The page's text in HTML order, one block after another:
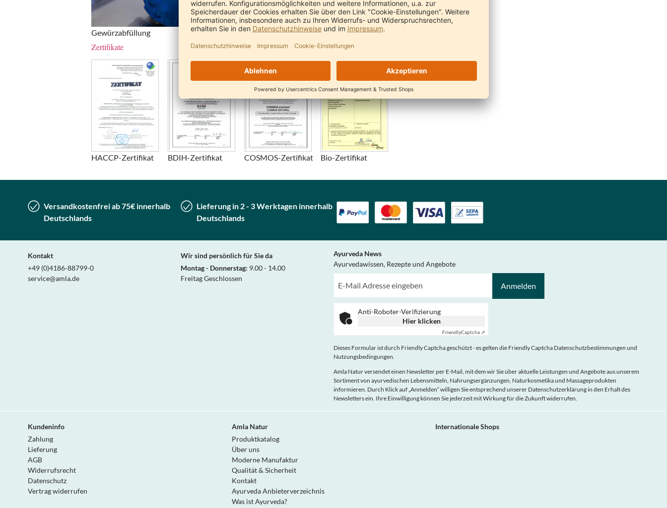
Gewürzabfüllung Öl-Produktion
Zertifikate
HACCP-Zertifikat BDIH-Zertifikat COSMOS-Zertifikat Bio-Zertifikat
Versandkostenfrei ab 75€ innerhalb
Deutschlands
Lieferung in 2 - 3 Werktagen innerhalb
Deutschlands
Kontakt
+49 (0)4186-88799-0
service@amla.de
Wir sind persönlich für Sie da
Montag - Donnerstag: 9.00 - 14.00
Freitag Geschlossen
Ayurveda News
Ayurvedawissen, Rezepte und Angebote
Anmelden
Anti-Roboter-Verifizierung
Hier klicken
FriendlyCaptcha ⇗
Dieses Formular ist durch Friendly Captcha geschützt - es gelten die Friendly Captcha Datenschutzbestimmungen und
Nutzungsbedingungen.
Amla Natur versendet einen Newsletter per E-Mail, mit dem wir Sie über aktuelle Leistungen und Angebote aus unserem
Sortiment von ayurvedischen Lebensmitteln, Nahrungsergänzungen, Naturkosmetika und Massageprodukten
informieren. Durch Klick auf „Anmelden“ willigen Sie entsprechend unserer Datenschutzerklärung in den Erhalt des
Newsletters ein. Ihre Einwilligung können Sie jederzeit mit Wirkung für die Zukunft widerrufen.
Kundeninfo
Zahlung
Lieferung
AGB
Widerrufsrecht
Datenschutz
Vertrag widerrufen
Amla Natur
Produktkatalog
Über uns
Moderne Manufaktur
Qualität & Sicherheit
Kontakt
Ayurveda Anbieterverzeichnis
Was ist Ayurveda?
Internationale Shops